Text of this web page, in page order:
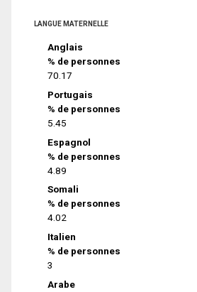
LANGUE MATERNELLE
Anglais
% de personnes
70.17
Portugais
% de personnes
5.45
Espagnol
% de personnes
4.89
Somali
% de personnes
4.02
Italien
% de personnes
3
Arabe